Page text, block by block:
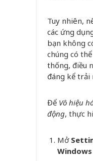
Tuy nhiên,
các ứng
bạn không
chúng có
thống, điều
đáng kể trải
Để Vô hiệu
động, thực
Mở